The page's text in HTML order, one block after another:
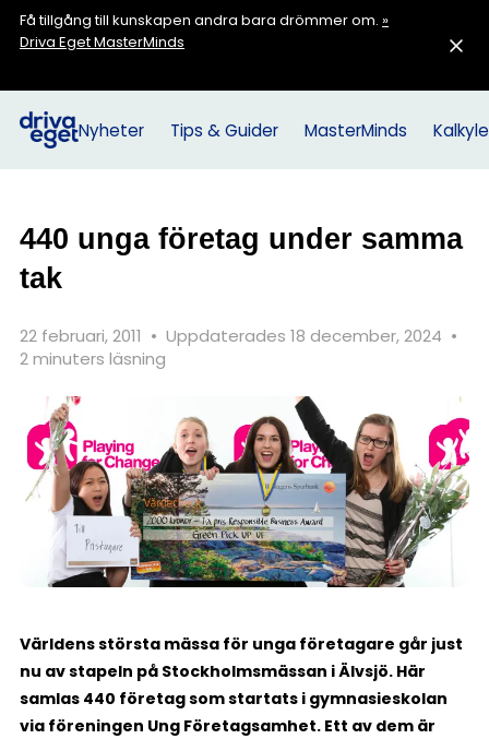
Få tillgång till kunskapen andra bara drömmer om. »
Driva Eget MasterMinds
Nyheter Tips & Guider MasterMinds
440 unga företag under samma
tak
22 februari, 2011 • Uppdaterades 18 december, 2024 •
2 minuters läsning
Världens största mässa för unga företagare går just
nu av stapeln på Stockholmsmässan i Älvsjö. Här
samlas 440 företag som startats i gymnasieskolan
via föreningen Ung Företagsamhet. Ett av dem är